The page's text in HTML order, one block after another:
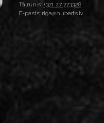
Tālrunis: +371 27 773328
E-pasts: riga@huberts.lv